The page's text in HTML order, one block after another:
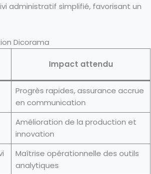
administratif simplifié, favorisant un
Dicorama
Impact attendu
Progrès rapides, assurance accrue
en communication
Amélioration de la production et
innovation
Maîtrise opérationnelle des outils
analytiques